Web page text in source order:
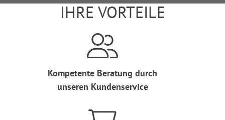
IHRE VORTEILE
Kompetente Beratung durch
unseren Kundenservice